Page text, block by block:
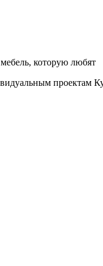
мебель, которую любят